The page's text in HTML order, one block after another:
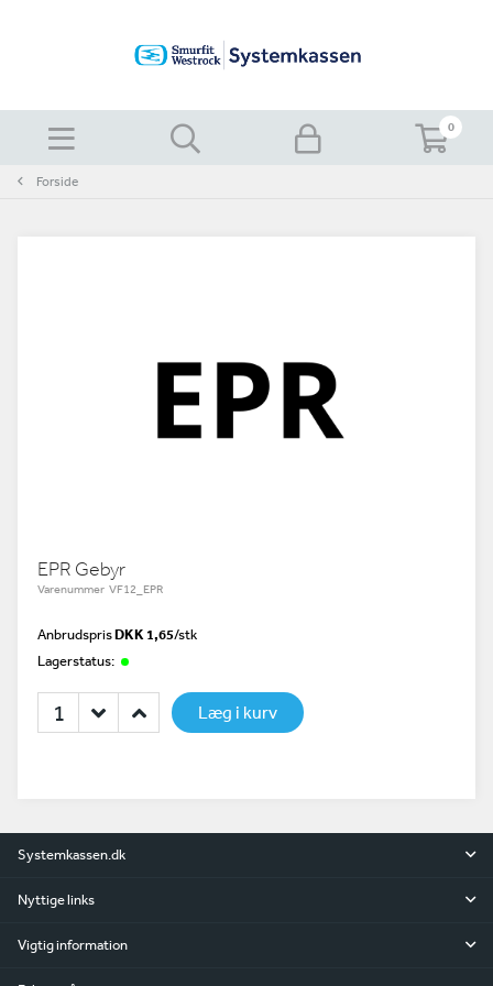
0
Forside
EPR Gebyr
Varenummer VF12_EPR
AnbrudsprisDKK 1,65/stk
Lagerstatus:
Læg i kurv
Systemkassen.dk
Nyttige links
Vigtig information